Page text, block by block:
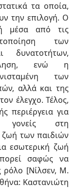
τα οποία,
την επιλογή. Ο
μέσα από τις
των
δυνατοτήτων,
ενώ η
των
αλλά και της
έλεγχο. Τέλος,
περιέργεια για
γονείς στη
ζωή των παιδιών
εσωτερική ζωή
σαφώς να
ρόλο [Νίλσεν, Μ.
Καστανιώτη